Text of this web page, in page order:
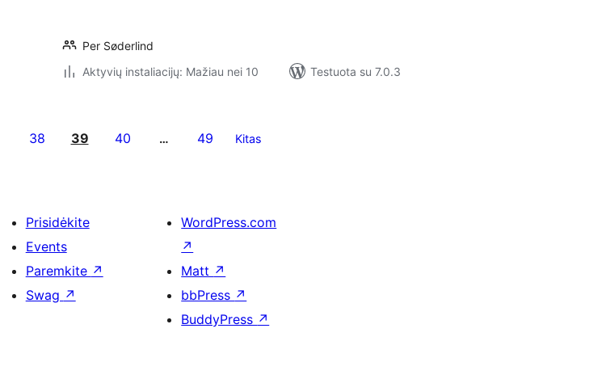
Per Søderlind
Aktyvių instaliacijų: Mažiau nei 10
Testuota su 7.0.3
38 39 40 … 49 Kitas
Prisidėkite
Events
Paremkite ↗
Swag ↗
WordPress.com
↗
Matt ↗
bbPress ↗
BuddyPress ↗